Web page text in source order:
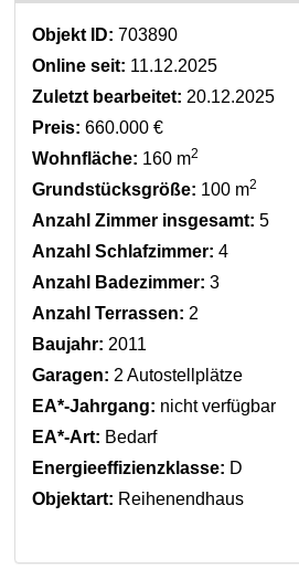
Objekt ID: 703890
Online seit: 11.12.2025
Zuletzt bearbeitet: 20.12.2025
Preis: 660.000 €
Wohnfläche: 160 m2
Grundstücksgröße: 100 m2
Anzahl Zimmer insgesamt: 5
Anzahl Schlafzimmer: 4
Anzahl Badezimmer: 3
Anzahl Terrassen: 2
Baujahr: 2011
Garagen: 2 Autostellplätze
EA*-Jahrgang: nicht verfügbar
EA*-Art: Bedarf
Energieeffizienzklasse: D
Objektart: Reihenendhaus